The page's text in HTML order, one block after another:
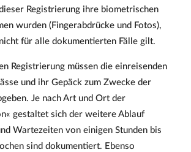
Registrierung ihre biometrischen
wurden (Fingerabdrücke und Fotos),
für alle dokumentierten Fälle gilt.
Registrierung müssen die einreisenden
und ihr Gepäck zum Zwecke der
Je nach Art und Ort der
gestaltet sich der weitere Ablauf
Wartezeiten von einigen Stunden bis
sind dokumentiert. Ebenso